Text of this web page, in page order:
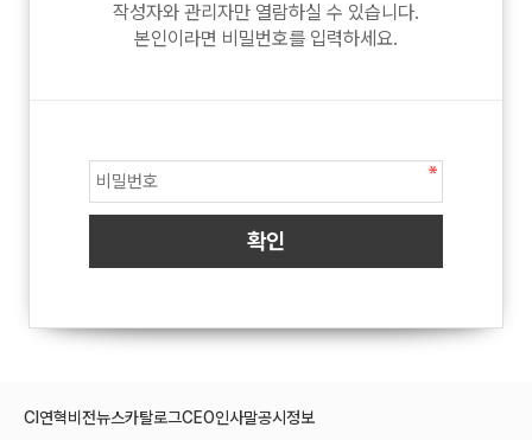
작성자와 관리자만 열람하실 수 있습니다.
본인이라면 비밀번호를 입력하세요.
CI 연혁비전뉴스카탈로그CEO인사말공시정보